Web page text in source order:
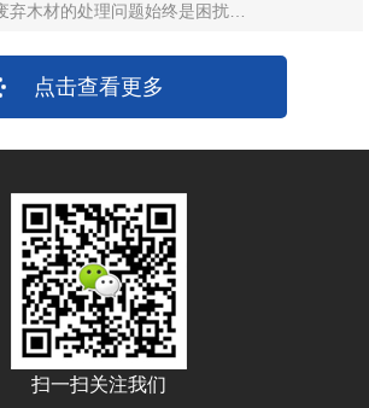
弃木材的处理问题始终是困扰…
点击查看更多
扫一扫关注我们